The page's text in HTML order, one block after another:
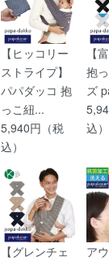
【ヒッコリー
ストライプ】
パパダッコ 抱
っこ紐...
5,940円（税
込）
【
抱
ズ
込）
【グレンチェ
ア